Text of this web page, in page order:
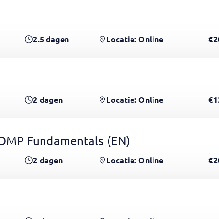
2.5dagen Locatie: Online
2 dagen Locatie: Online
Fundamentals (EN)
2 dagen Locatie: Online